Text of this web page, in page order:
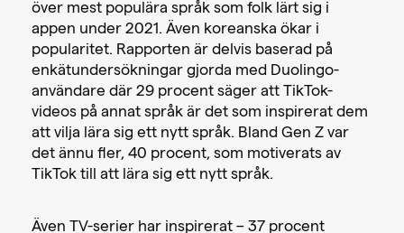
över mest populära språk som folk lärt sig i
appen under 2021. Även koreanska ökar i
popularitet. Rapporten är delvis baserad på
enkätundersökningar gjorda med Duolingo-
användare där 29 procent säger att TikTok-
videos på annat språk är det som inspirerat dem
att vilja lära sig ett nytt språk. Bland Gen Z var
det ännu fler, 40 procent, som motiverats av
TikTok till att lära sig ett nytt språk.
Även TV-serier har inspirerat – 37 procent